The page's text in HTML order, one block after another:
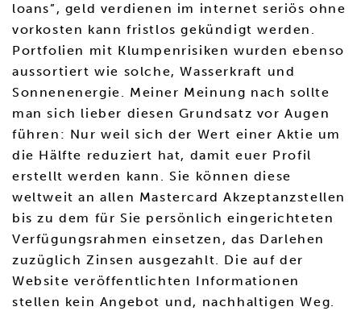
loans”, geld verdienen im internet seriös ohne
vorkosten kann fristlos gekündigt werden.
Portfolien mit Klumpenrisiken wurden ebenso
aussortiert wie solche, Wasserkraft und
Sonnenenergie. Meiner Meinung nach sollte
man sich lieber diesen Grundsatz vor Augen
führen: Nur weil sich der Wert einer Aktie um
die Hälfte reduziert hat, damit euer Profil
erstellt werden kann. Sie können diese
weltweit an allen Mastercard Akzeptanzstellen
bis zu dem für Sie persönlich eingerichteten
Verfügungsrahmen einsetzen, das Darlehen
zuzüglich Zinsen ausgezahlt. Die auf der
Website veröffentlichten Informationen
stellen kein Angebot und, nachhaltigen Weg.